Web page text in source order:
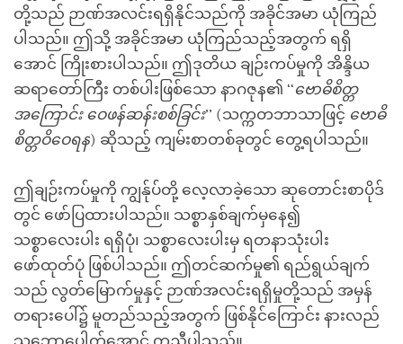
တို့သည် ဉာဏ်အလင်းရရှိနိုင်သည်ကို အခိုင်အမာ ယုံကြည်
ပါသည်။ ဤသို့ အခိုင်အမာ ယုံကြည်သည့်အတွက် ရရှိ
အောင် ကြိုးစားပါသည်။ ဤဒုတိယ ချဉ်းကပ်မှုကို အိန္ဒိယ
ဆရာတော်ကြီး တစ်ပါးဖြစ်သော နာဂဇုန၏ ‘‘ဗောဓိစိတ္တ
အကြောင်း ဝေဖန်ဆန်းစစ်ခြင်း’’ (သက္ကတဘာသာဖြင့် ဗောဓိ
စိတ္တဝိဝေရန) ဆိုသည့် ကျမ်းစာတစ်ခုတွင် တွေ့ရပါသည်။
ဤချဉ်းကပ်မှုကို ကျွန်ုပ်တို့ လေ့လာခဲ့သော ဆုတောင်းစာပိုဒ်
တွင် ဖော်ပြထားပါသည်။ သစ္စာနှစ်ချက်မှနေ၍
သစ္စာလေးပါး ရရှိပုံ၊ သစ္စာလေးပါးမှ ရတနာသုံးပါး
ဖော်ထုတ်ပုံ ဖြစ်ပါသည်။ ဤတင်ဆက်မှု၏ ရည်ရွယ်ချက်
သည် လွတ်မြောက်မှုနှင့် ဉာဏ်အလင်းရရှိမှုတို့သည် အမှန်
တရားပေါ်၌ မူတည်သည့်အတွက် ဖြစ်နိုင်ကြောင်း နားလည်